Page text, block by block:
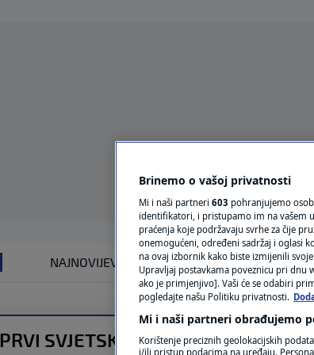
NAJNOVIJEVIJESTISVIJET
VRIJEME
N1
PRVI SVJETSKI RAT
Brinemo o vašoj privatnosti
Mi i naši partneri 603 pohranjujemo
identifikatori, i pristupamo im na vašem
praćenja koje podržavaju svrhe za čije
onemogućeni, određeni sadržaj i oglasi
na ovaj izbornik kako biste izmijenili
Upravljaj postavkama poveznicu pri dnu
ako je primjenjivo]. Vaši će se odabiri
pogledajte našu Politiku privatnosti.
Mi i naši partneri obrađujemo
Korištenje preciznih geolokacijskih
i/ili pristup podacima na uređaju.